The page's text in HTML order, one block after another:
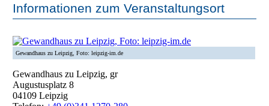
Informationen zum Veranstaltungsort
Gewandhaus zu Leipzig, Foto: leipzig-im.de
Gewandhaus zu Leipzig, gr
Augustusplatz 8
04109 Leipzig